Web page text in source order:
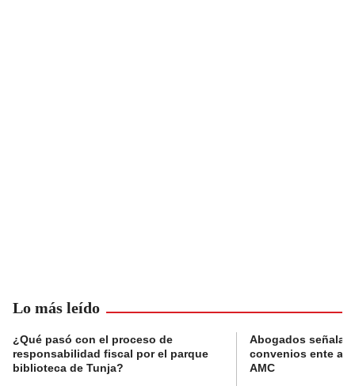
Lo más leído
¿Qué pasó con el proceso de
responsabilidad fiscal por el parque
biblioteca de Tunja?
Abogados
convenios ente
AMC